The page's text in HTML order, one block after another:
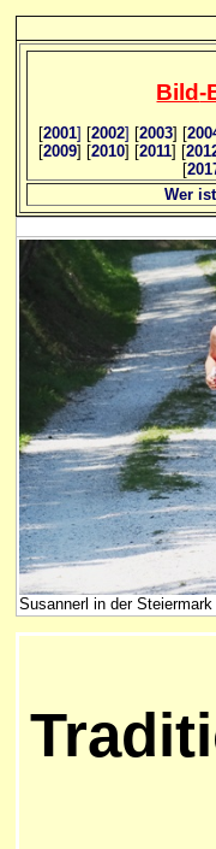
Bild-
[2001] [2002] [2003] [
[2009] [2010] [2011] [
[
Wer
Susannerl in der